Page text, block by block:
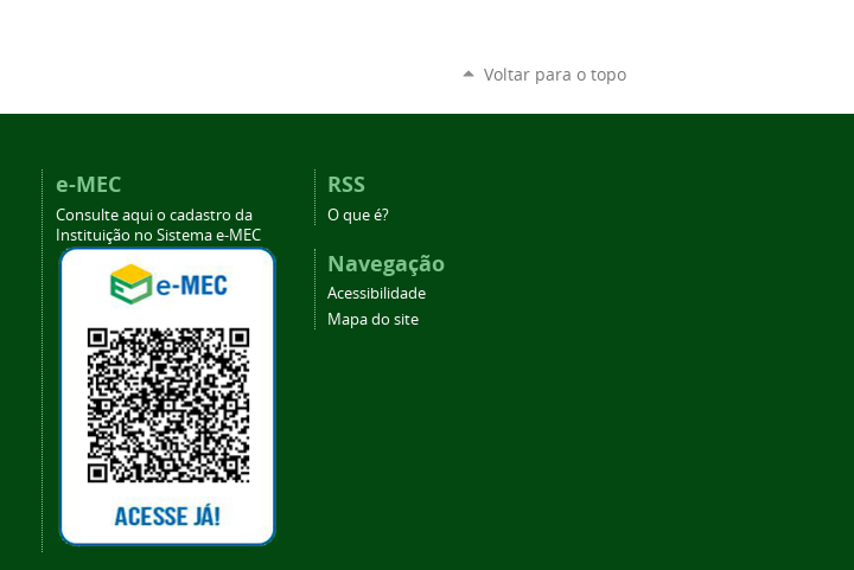
Voltar para o topo
e-MEC
Consulte aqui o cadastro da
Instituição no Sistema e-MEC
RSS
O que é?
Navegação
Acessibilidade
Mapa do site